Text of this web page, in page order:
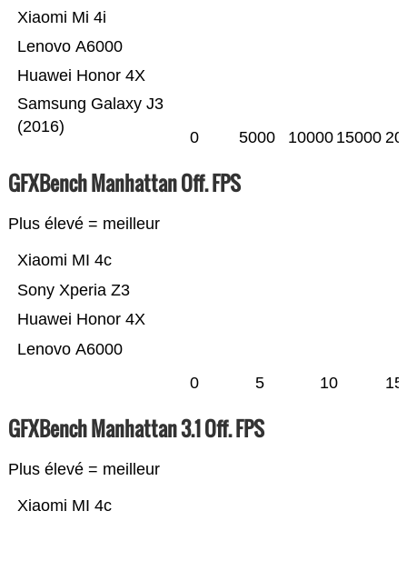
Samsung Galaxy J3
(2016)
Huawei Honor 4X
Lenovo A6000
Xiaomi Mi 4i
0 5000 10000 15000
GFXBench Manhattan Off. FPS
Plus élevé = meilleur
Lenovo A6000
Huawei Honor 4X
Sony Xperia Z3
Xiaomi MI 4c
0 5 10 15
GFXBench Manhattan 3.1 Off. FPS
Plus élevé = meilleur
Xiaomi MI 4c